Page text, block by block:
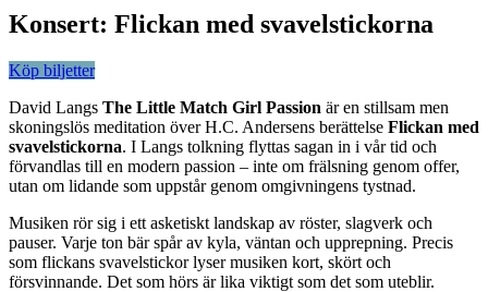
Konsert: Flickan med svavelstickorna
Köp biljetter
David Langs The Little Match Girl Passion är en stillsam men
skoningslös meditation över H.C. Andersens berättelse Flickan med
svavelstickorna. I Langs tolkning flyttas sagan in i vår tid och
förvandlas till en modern passion – inte om frälsning genom offer,
utan om lidande som uppstår genom omgivningens tystnad.
Musiken rör sig i ett asketiskt landskap av röster, slagverk och
pauser. Varje ton bär spår av kyla, väntan och upprepning. Precis
som flickans svavelstickor lyser musiken kort, skört och
försvinnande. Det som hörs är lika viktigt som det som uteblir.